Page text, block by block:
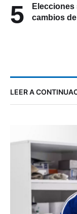
5
cambios
LEER A